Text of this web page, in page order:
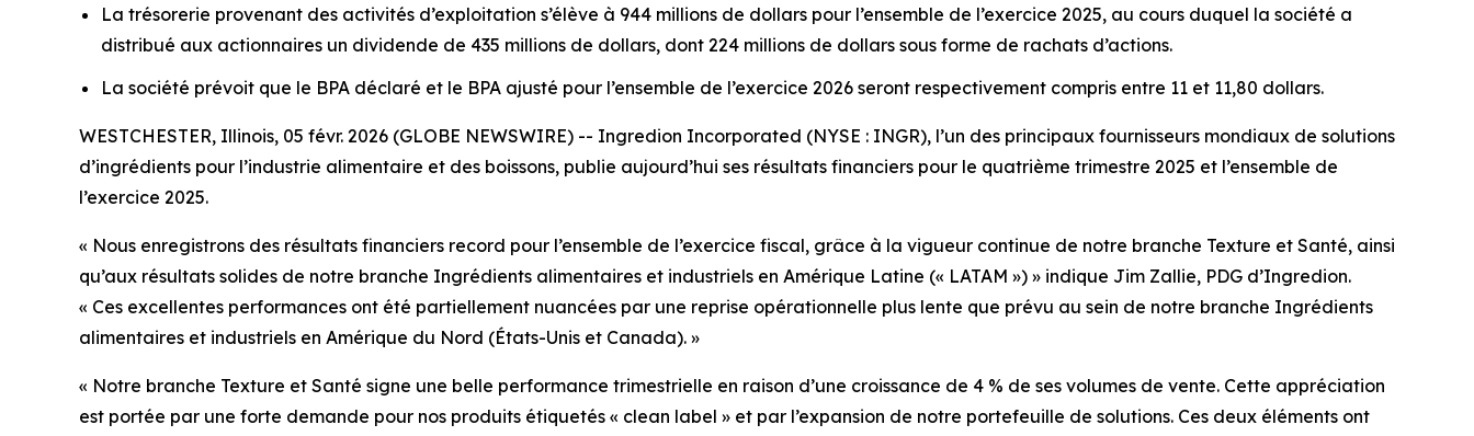
La trésorerie provenant des activités d’exploitation s’élève à 944 millions de dollars pour l’ensemble de l’exercice 2025, au cours duquel la société a
distribué aux actionnaires un dividende de 435 millions de dollars, dont 224 millions de dollars sous forme de rachats d’actions.
La société prévoit que le BPA déclaré et le BPA ajusté pour l’ensemble de l’exercice 2026 seront respectivement compris entre 11 et 11,80 dollars.
WESTCHESTER, Illinois, 05 févr. 2026 (GLOBE NEWSWIRE) -- Ingredion Incorporated (NYSE : INGR), l’un des principaux fournisseurs mondiaux de solutions
d’ingrédients pour l’industrie alimentaire et des boissons, publie aujourd’hui ses résultats financiers pour le quatrième trimestre 2025 et l’ensemble de
l’exercice 2025.
« Nous enregistrons des résultats financiers record pour l’ensemble de l’exercice fiscal, grâce à la vigueur continue de notre branche Texture et Santé, ainsi
qu’aux résultats solides de notre branche Ingrédients alimentaires et industriels en Amérique Latine (« LATAM ») » indique Jim Zallie, PDG d’Ingredion.
« Ces excellentes performances ont été partiellement nuancées par une reprise opérationnelle plus lente que prévu au sein de notre branche Ingrédients
alimentaires et industriels en Amérique du Nord (États-Unis et Canada). »
« Notre branche Texture et Santé signe une belle performance trimestrielle en raison d’une croissance de 4 % de ses volumes de vente. Cette appréciation
est portée par une forte demande pour nos produits étiquetés « clean label » et par l’expansion de notre portefeuille de solutions. Ces deux éléments ont